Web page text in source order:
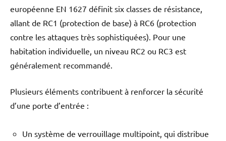
européenne EN 1627 définit six classes de résistance,
allant de RC1 (protection de base) à RC6 (protection
contre les attaques très sophistiquées). Pour une
habitation individuelle, un niveau RC2 ou RC3 est
généralement recommandé.
Plusieurs éléments contribuent à renforcer la sécurité
d’une porte d’entrée :
Un système de verrouillage multipoint, qui distribue